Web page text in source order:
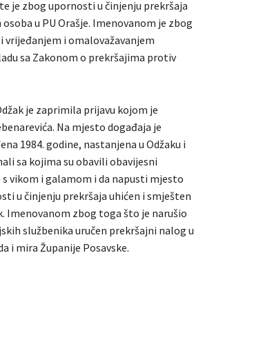
je zbog upornosti u činjenju prekršaja
u PU Orašje. Imenovanom je zbog
vrijeđanjem i omalovažavanjem
sa Zakonom o prekršajima protiv
je zaprimila prijavu kojom je
Na mjesto događaja je
1984. godine, nastanjena u Odžaku i
sa kojima su obavili obavijesni
vikom i galamom i da napusti mjesto
u činjenju prekršaja uhićen i smješten
Imenovanom zbog toga što je narušio
službenika uručen prekršajni nalog u
i mira Županije Posavske.